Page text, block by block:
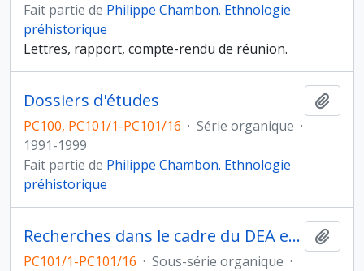
Fait partie de Philippe Chambon. Ethnologie
préhistorique
Lettres, rapport, compte-rendu de réunion.
Dossiers d'études
PC100, PC101/1-PC101/16 · Série organique ·
1991-1999
Fait partie de Philippe Chambon. Ethnologie
préhistorique
Recherches dans le cadre du DEA et de la thèse de Ph. Chambon
PC101/1-PC101/16 · Sous-série organique ·